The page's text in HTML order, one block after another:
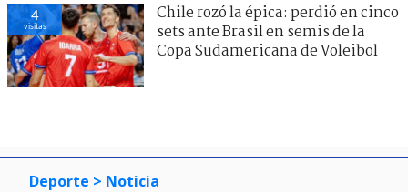
4
visitas
Chile rozó la épica: perdió en cinco
sets ante Brasil en semis de la
Copa Sudamericana de Voleibol
Deporte > Noticia